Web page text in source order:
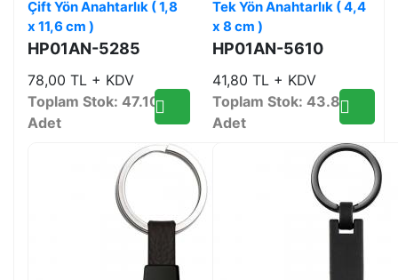
Çift Yön Anahtarlık ( 1,8
x 11,6 cm )
HP01AN-5285
78,00 TL + KDV
Toplam Stok: 47.108
Adet
Tek Yön Anahtarlık ( 4,4
x 8 cm )
HP01AN-5610
41,80 TL + KDV
Toplam Stok: 43.816
Adet